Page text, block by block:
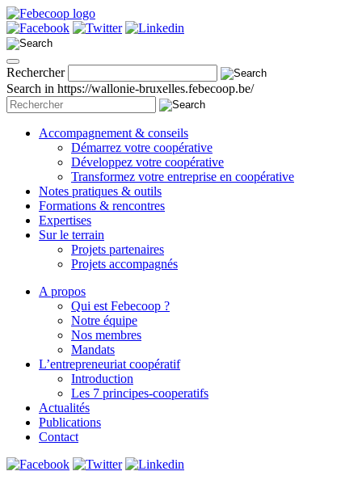
Rechercher
Search in https://wallonie-bruxelles.febecoop.be/
Accompagnement & conseils
Démarrez votre coopérative
Développez votre coopérative
Transformez votre entreprise en coopérative
Notes pratiques & outils
Formations & rencontres
Expertises
Sur le terrain
Projets partenaires
Projets accompagnés
A propos
Qui est Febecoop ?
Notre équipe
Nos membres
Mandats
L’entrepreneuriat coopératif
Introduction
Les 7 principes-cooperatifs
Actualités
Publications
Contact